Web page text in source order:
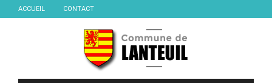
ACCUEIL CONTACT